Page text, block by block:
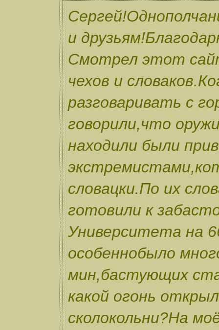
и
Смотрел этот
чехов и
разговаривать с
говорили,что
находили были
словацки.По их
готовили к
Университета на
особеннобыло
мин,бастующих
какой огонь
сколокольни?На